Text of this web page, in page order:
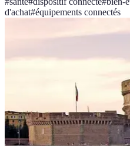
d'achat#équipements connectés